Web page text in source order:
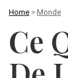
Home > Monde
Ce